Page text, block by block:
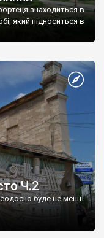
знаходиться в
який підноситься в
Ч.2
буде не менш